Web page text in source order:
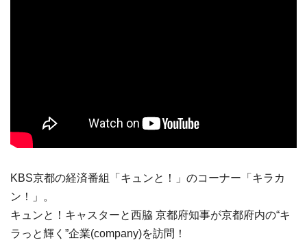
KBS京都の経済番組「キュンと！」のコーナー「キラカ
ン！」。
キュンと！キャスターと西脇 京都府知事が京都府内の“キ
ラっと輝く”企業(company)を訪問！